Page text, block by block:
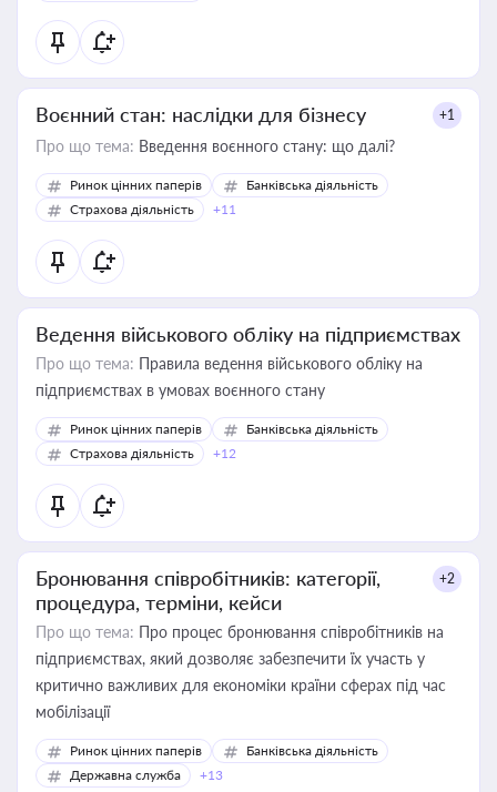
Воєнний стан: наслідки для бізнесу +1
Про що тема: Введення воєнного стану: що далі?
Ринок цінних паперів
Банківська діяльність
Страхова діяльність
+11
Ведення військового обліку на підприємствах
Про що тема: Правила ведення військового обліку на
підприємствах в умовах воєнного стану
Ринок цінних паперів
Банківська діяльність
Страхова діяльність
+12
Бронювання співробітників: категорії,
процедура, терміни, кейси
+2
Про що тема: Про процес бронювання співробітників на
підприємствах, який дозволяє забезпечити їх участь у
критично важливих для економіки країни сферах під час
мобілізації
Ринок цінних паперів
Банківська діяльність
Державна служба
+13